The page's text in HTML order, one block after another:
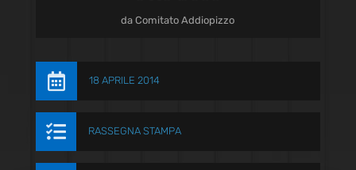
daComitato Addiopizzo
 18 APRILE 2014
 RASSEGNA STAMPA